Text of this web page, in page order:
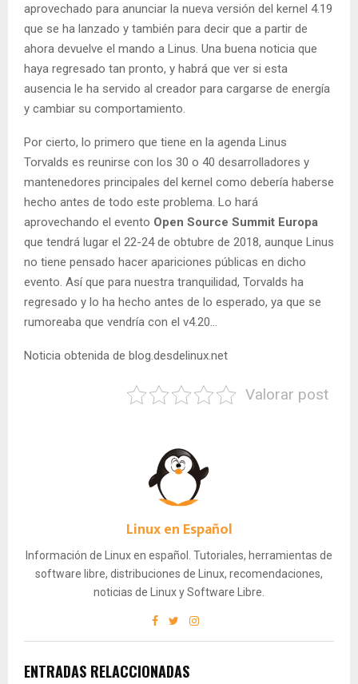
aprovechado para anunciar la nueva versión del kernel 4.19
que se ha lanzado y también para decir que a partir de
ahora devuelve el mando a Linus. Una buena noticia que
haya regresado tan pronto, y habrá que ver si esta
ausencia le ha servido al creador para cargarse de energía
y cambiar su comportamiento.
Por cierto, lo primero que tiene en la agenda Linus
Torvalds es reunirse con los 30 o 40 desarrolladores y
mantenedores principales del kernel como debería haberse
hecho antes de todo este problema. Lo hará
aprovechando el evento Open Source Summit Europa
que tendrá lugar el 22-24 de obtubre de 2018, aunque Linus
no tiene pensado hacer apariciones públicas en dicho
evento. Así que para nuestra tranquilidad, Torvalds ha
regresado y lo ha hecho antes de lo esperado, ya que se
rumoreaba que vendría con el v4.20…
Noticia obtenida de blog.desdelinux.net
Valorar post
Linux en Español
Información de Linux en español. Tutoriales, herramientas de
software libre, distribuciones de Linux, recomendaciones,
noticias de Linux y Software Libre.
ENTRADAS RELACCIONADAS